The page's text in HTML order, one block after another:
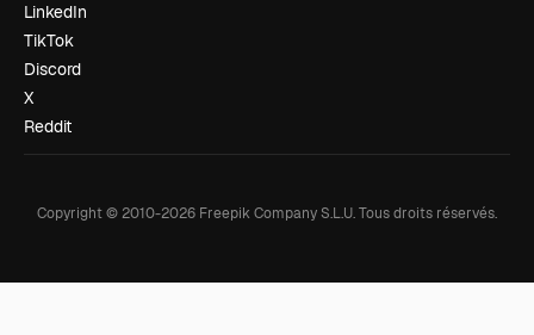
LinkedIn
TikTok
Discord
X
Reddit
Copyright © 2010-2026 Freepik Company S.L.U.Tous droits réservés.